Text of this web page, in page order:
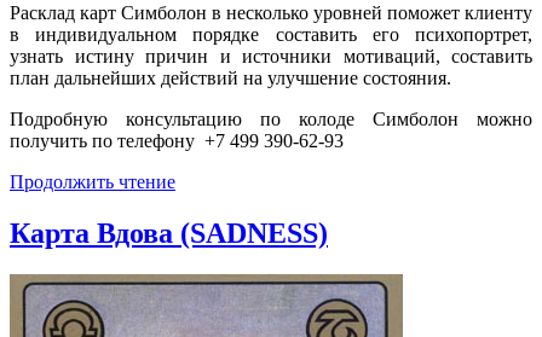
Расклад карт Симболон в несколько уровней поможет клиенту
в индивидуальном порядке составить его психопортрет,
узнать истину причин и источники мотиваций, составить
план дальнейших действий на улучшение состояния.
Подробную консультацию по колоде Симболон можно
получить по телефону +7 499 390-62-93
Продолжить чтение
Карта Вдова (SADNESS)